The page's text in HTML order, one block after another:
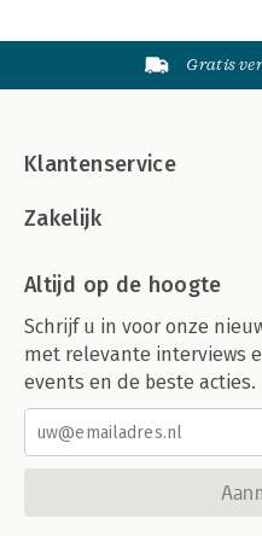
Gratis
Klantenservice
Zakelijk
Altijd op de hoogte
Schrijf u in voor onze
met relevante interviews
events en de beste acties.